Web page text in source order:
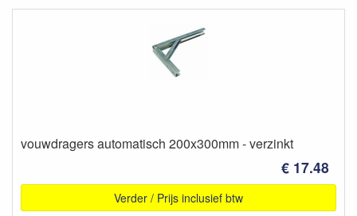
vouwdragers automatisch 200x300mm - verzinkt
€ 17.48
Verder / Prijs inclusief btw